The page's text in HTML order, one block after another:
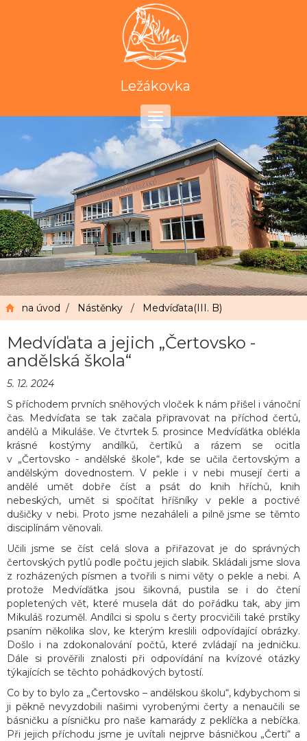
Ležákovka
Toggle
navigation
na úvod / Nástěnky / Medvíďata(III. B)
Medvíďata a jejich „Čertovsko -
andělská škola“
5. 12. 2024
S příchodem prvních sněhových vloček k nám přišel i vánoční
čas. Medvíďata se tak začala připravovat na příchod čertů,
andělů a Mikuláše. Ve čtvrtek 5. prosince Medvíďátka oblékla
krásné kostýmy andílků, čertíků a rázem se ocitla
v „Čertovsko - andělské škole“, kde se učila čertovským a
andělským dovednostem. V pekle i v nebi musejí čerti a
andělé umět dobře číst a psát do knih hříchů, knih
nebeských, umět si spočítat hříšníky v pekle a poctivé
dušičky v nebi. Proto jsme nezaháleli a pilně jsme se těmto
disciplínám věnovali.
Učili jsme se číst celá slova a přiřazovat je do správných
čertovských pytlů podle počtu jejich slabik. Skládali jsme slova
z rozházených písmen a tvořili s nimi věty o pekle a nebi. A
protože Medvíďátka jsou šikovná, pustila se i do čtení
popletených vět, které musela dát do pořádku tak, aby jim
Mikuláš rozuměl. Andílci si spolu s čerty procvičili také prstíky
psaním několika slov, ke kterým kreslili odpovídající obrázky.
Došlo i na zdokonalování počtů, které zvládají na jedničku.
Dále si prověřili znalosti při odpovídání na kvízové otázky
týkajících se těchto pohádkových bytostí.
Co by to bylo za „Čertovsko – andělskou školu“, kdybychom si
ji pěkně nevyzdobili našimi vyrobenými čerty a nenaučili se
básničku a písničku pro naše kamarády z peklíčka a nebíčka.
Při jejich příchodu jsme je uvítali nejprve básničkou „Čerti“ a